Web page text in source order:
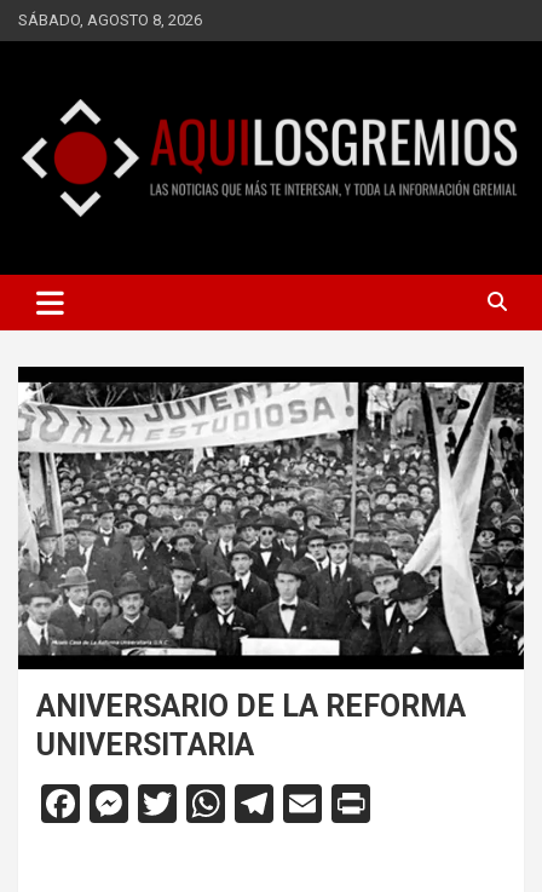
Saltar
al
SÁBADO, AGOSTO 8, 2026
AQUÍ LOS GREMIOS
INFORMACIÓN GREMIAL
ANIVERSARIO DE LA REFORMA
UNIVERSITARIA
F
M T
W T
E